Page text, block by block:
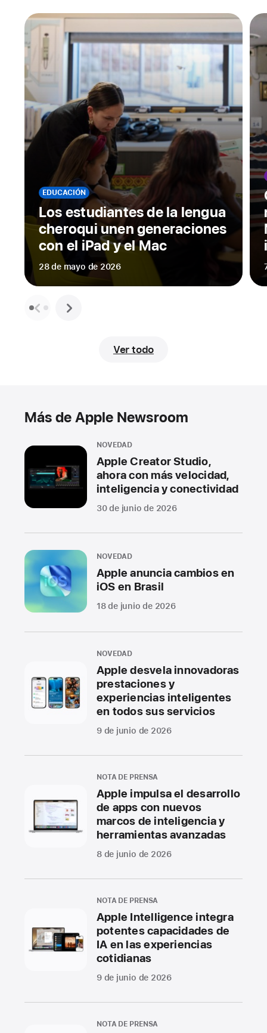
EDUCACIÓN
Los estudiantes de la lengua
cheroqui unen generaciones
con el iPad y el Mac
28 de mayo de 2026
Ver todo
Más de Apple Newsroom
NOVEDAD
Apple Creator Studio,
ahora con más velocidad,
inteligencia y conectividad
30 de junio de 2026
NOVEDAD
Apple anuncia cambios en
iOS en Brasil
18 de junio de 2026
NOVEDAD
Apple desvela innovadoras
prestaciones y
experiencias inteligentes
en todos sus servicios
9 de junio de 2026
NOTA DE PRENSA
Apple impulsa el desarrollo
de apps con nuevos
marcos de inteligencia y
herramientas avanzadas
8 de junio de 2026
NOTA DE PRENSA
Apple Intelligence integra
potentes capacidades de
IA en las experiencias
cotidianas
9 de junio de 2026
NOTA DE PRENSA